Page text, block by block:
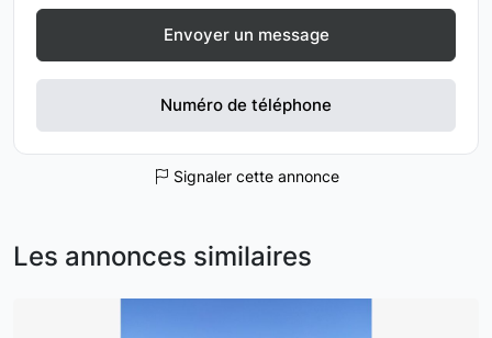
Envoyer un message
Numéro de téléphone
Signaler cette annonce
Les annonces similaires